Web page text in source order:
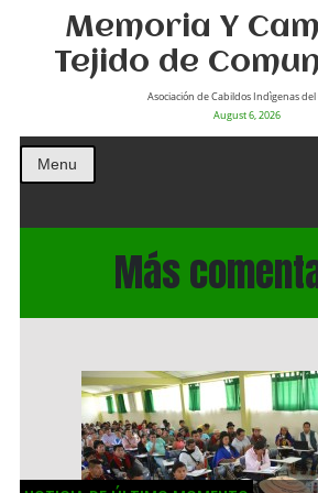
Memoria Y
Tejido de
Asociación de Cabildos Indìgenas del
August 6, 2026
Menu
Más